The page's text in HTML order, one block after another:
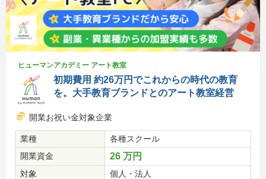
ヒューマンアカデミー アート教室
初期費用 約26万円でこれからの時代の教育
を。大手教育ブランドとのアート教室経営
開業お祝い金対象企業
業種
各種スクール
開業資金
26 万円
対象 個人・法人